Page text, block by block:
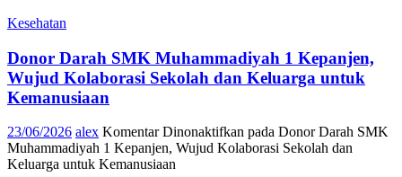
Kesehatan
Donor Darah SMK Muhammadiyah 1 Kepanjen,
Wujud Kolaborasi Sekolah dan Keluarga untuk
Kemanusiaan
23/06/2026 alex Komentar Dinonaktifkan pada Donor Darah SMK
Muhammadiyah 1 Kepanjen, Wujud Kolaborasi Sekolah dan
Keluarga untuk Kemanusiaan